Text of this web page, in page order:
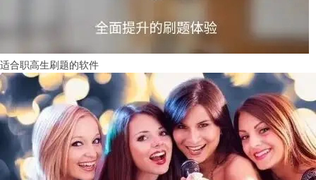
适合职高生刷题的软件